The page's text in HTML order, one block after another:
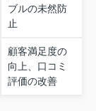
ブルの未然防
止
顧客満足度の
向上、口コミ
評価の改善